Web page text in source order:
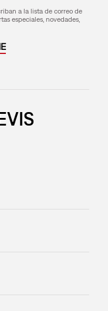
a la lista de correo de
especiales, novedades,